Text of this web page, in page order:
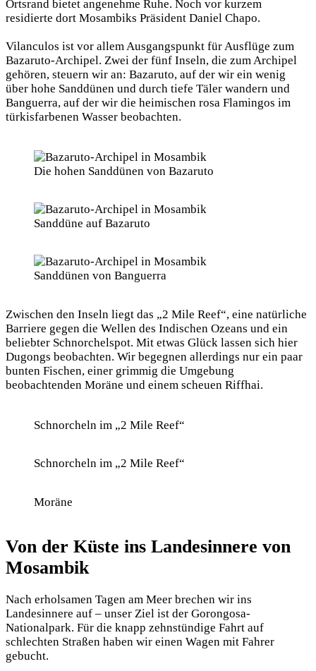
Ortsrand bietet angenehme Ruhe. Noch vor kurzem
residierte dort Mosambiks Präsident Daniel Chapo.
Vilanculos ist vor allem Ausgangspunkt für Ausflüge zum
Bazaruto-Archipel. Zwei der fünf Inseln, die zum Archipel
gehören, steuern wir an: Bazaruto, auf der wir ein wenig
über hohe Sanddünen und durch tiefe Täler wandern und
Banguerra, auf der wir die heimischen rosa Flamingos im
türkisfarbenen Wasser beobachten.
Die hohen Sanddünen von Bazaruto
Sanddüne auf Bazaruto
Sanddünen von Banguerra
Zwischen den Inseln liegt das „2 Mile Reef“, eine natürliche
Barriere gegen die Wellen des Indischen Ozeans und ein
beliebter Schnorchelspot. Mit etwas Glück lassen sich hier
Dugongs beobachten. Wir begegnen allerdings nur ein paar
bunten Fischen, einer grimmig die Umgebung
beobachtenden Moräne und einem scheuen Riffhai.
Schnorcheln im „2 Mile Reef“
Schnorcheln im „2 Mile Reef“
Moräne
Von der Küste ins Landesinnere von
Mosambik
Nach erholsamen Tagen am Meer brechen wir ins
Landesinnere auf – unser Ziel ist der Gorongosa-
Nationalpark. Für die knapp zehnstündige Fahrt auf
schlechten Straßen haben wir einen Wagen mit Fahrer
gebucht.